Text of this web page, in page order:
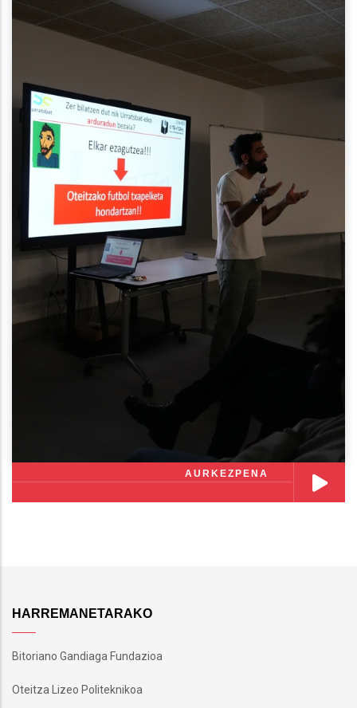
AURKEZPENA
HARREMANETARAKO
Bitoriano Gandiaga Fundazioa
Oteitza Lizeo Politeknikoa